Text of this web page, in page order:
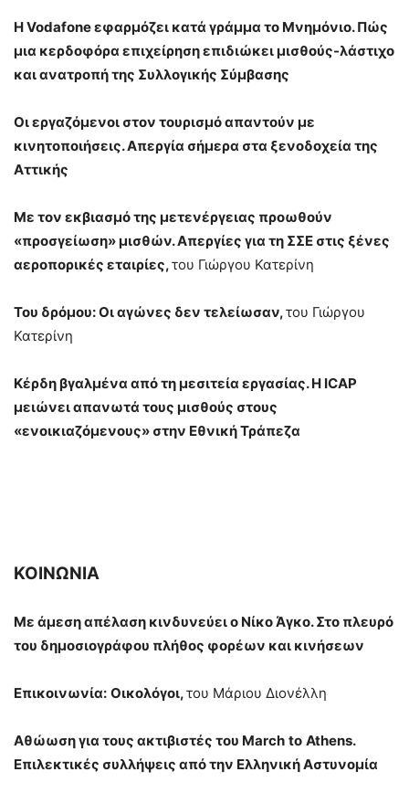
ΗVodafoneεφαρμόζει κατά γράμμα το Μνημόνιο. Πώς
μια κερδοφόρα επιχείρηση επιδιώκει μισθούς-λάστιχο
και ανατροπή της Συλλογικής Σύμβασης
Οι εργαζόμενοι στον τουρισμό απαντούν με
κινητοποιήσεις. Απεργία σήμερα στα ξενοδοχεία της
Αττικής
Με τον εκβιασμό της μετενέργειας προωθούν
«προσγείωση» μισθών. Απεργίες για τη ΣΣΕ στις ξένες
αεροπορικές εταιρίες,του Γιώργου Κατερίνη
Του δρόμου: Οι αγώνες δεν τελείωσαν,του Γιώργου
Κατερίνη
Κέρδη βγαλμένα από τη μεσιτεία εργασίας. Η ICAP
μειώνει απανωτά τους μισθούς στους
«ενοικιαζόμενους» στην Εθνική Τράπεζα
ΚΟΙΝΩΝΙΑ
Με άμεση απέλαση κινδυνεύει ο Νίκο Άγκο. Στο πλευρό
του δημοσιογράφου πλήθος φορέων και κινήσεων
Επικοινωνία: Οικολόγοι,του Μάριου Διονέλλη
Αθώωση για τους ακτιβιστές του March to Athens.
Επιλεκτικές συλλήψεις από την Ελληνική Αστυνομία